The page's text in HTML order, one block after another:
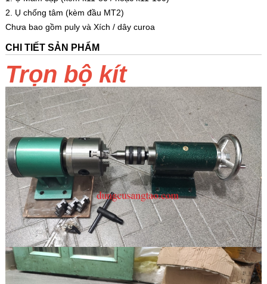
2. Ụ chống tâm (kèm đầu MT2)
Chưa bao gồm puly và Xích / dây curoa
CHI TIẾT SẢN PHẨM
Trọn bộ kít